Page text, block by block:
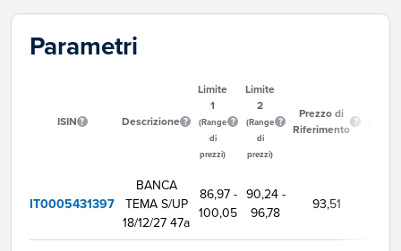
Parametri
ISIN Descrizione
Limite
1
(Range
di
prezzi)
Limite
2
(Range
di
prezzi)
Prezzo di
Riferimento
IT0005431397
BANCA
TEMA S/UP
18/12/27 47a
86,97 -
100,05
90,24 -
96,78
93,51